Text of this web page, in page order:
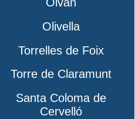
Olivella
Torrelles de Foix
Torre de Claramunt
Santa Coloma de
Cervelló